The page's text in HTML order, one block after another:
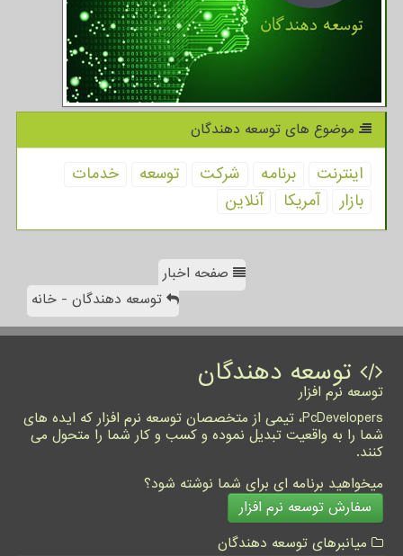
موضوع های توسعه دهندگان
اینترنت برنامه شركت توسعه
خدمات
بازار
آمریكا آنلاین
صفحه اخبار
توسعه دهندگان - خانه
توسعه دهندگان
توسعه نرم افزار
PcDevelopers، تیمی از متخصصان توسعه نرم افزار که ایده های
شما را به واقعیت تبدیل نموده و کسب و کار شما را متحول می
کنند.
میخواهید برنامه ای برای شما نوشته شود؟
سفارش توسعه نرم افزار
میانبرهای توسعه دهندگان